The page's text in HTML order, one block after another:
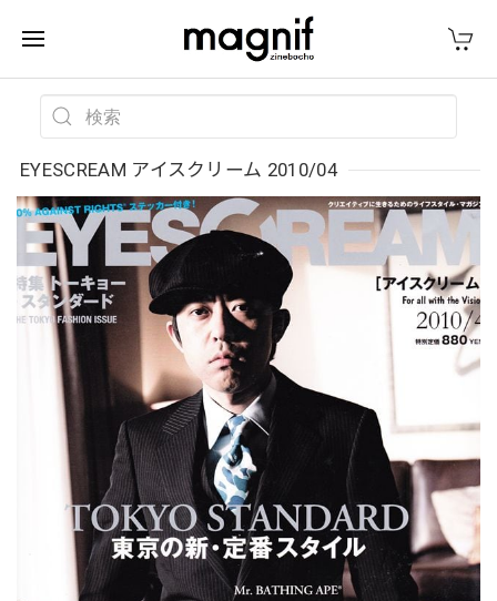
EYESCREAM アイスクリーム 2010/04